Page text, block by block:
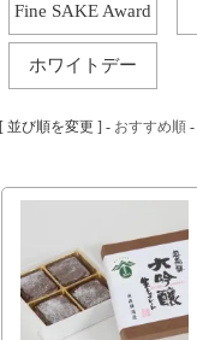
Fine SAKE Award
ホワイトデー
[ 並び順を変更 ] - おすすめ順 -